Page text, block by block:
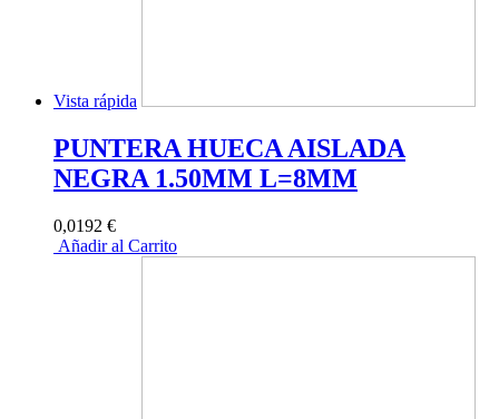
Vista rápida
PUNTERA HUECA AISLADA
NEGRA 1.50MM L=8MM
0,0192 €
Añadir al Carrito